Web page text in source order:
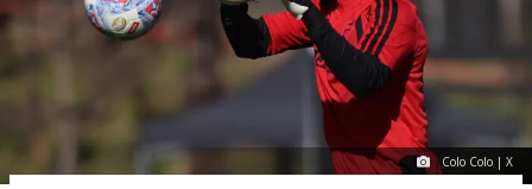
Colo Colo | X